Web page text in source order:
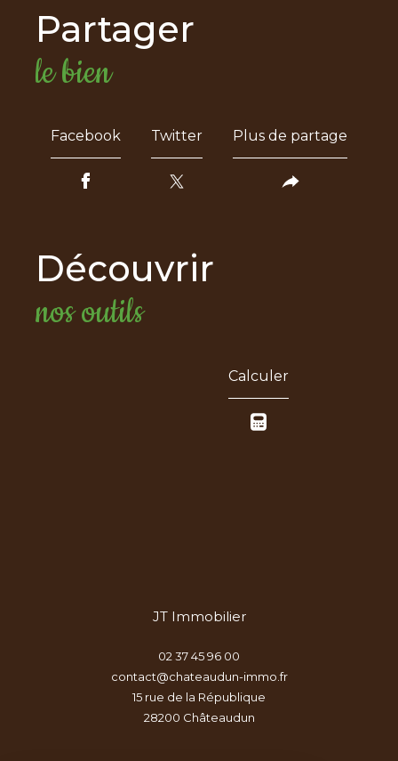
partager
le bien
Facebook Twitter Plus de partage
découvrir
nos outils
Calculer
JT Immobilier
02 37 45 96 00
contact@chateaudun-immo.fr
15 rue de la République
28200
châteaudun